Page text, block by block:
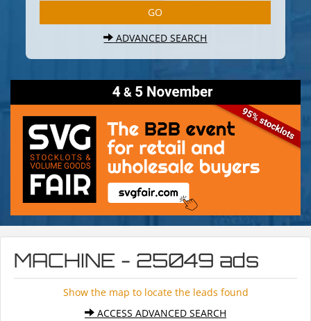
ADVANCED SEARCH
MACHINE - 25049 ads
Show the map to locate the leads found
ACCESS ADVANCED SEARCH